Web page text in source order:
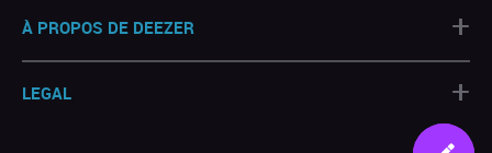
À PROPOS DE DEEZER +
LEGAL +